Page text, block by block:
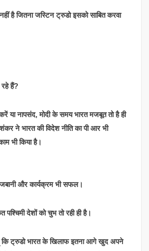
है जितना जस्टिन ट्रुडो इसको साबित करवा
रहे हैं?
या नापसंद, मोदी के समय भारत मजबूत तो है ही
ने भारत की विदेश नीति का पी आर भी
भी किया है।
और कार्यक्रम भी सफल।
पश्चिमी देशों को चुभ तो रही ही है।
कि ट्रुडो भारत के खिलाफ इतना आगे खुद अपने